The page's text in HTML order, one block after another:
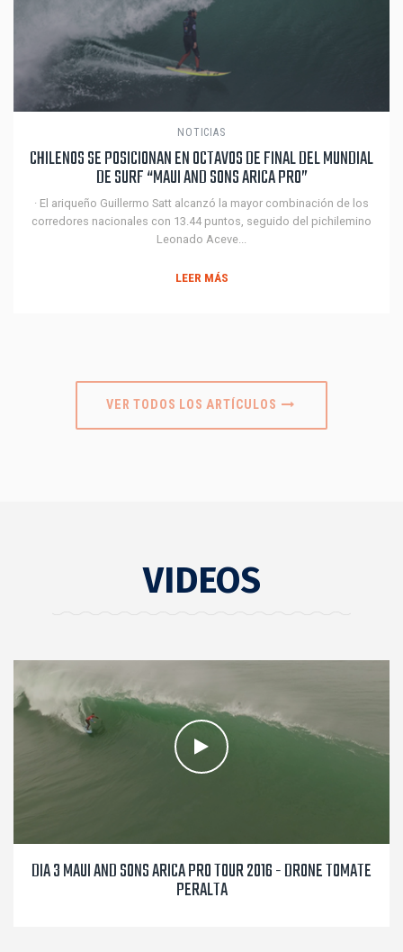
NOTICIAS
CHILENOS SE POSICIONAN EN OCTAVOS DE FINAL DEL MUNDIAL
DE SURF “MAUI AND SONS ARICA PRO”
· El ariqueño Guillermo Satt alcanzó la mayor combinación de los
corredores nacionales con 13.44 puntos, seguido del pichilemino
Leonado Aceve...
LEER MÁS
VER TODOS LOS ARTÍCULOS
VIDEOS
DIA 3 MAUI AND SONS ARICA PRO TOUR 2016 - DRONE TOMATE
PERALTA